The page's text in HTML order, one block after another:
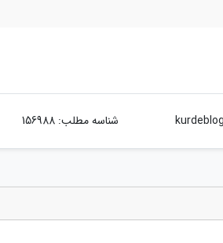
شناسه مطلب: 156988